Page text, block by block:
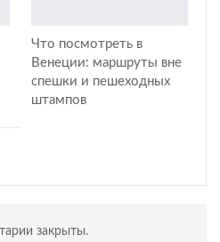
Что посмотреть в
Венеции: маршруты вне
спешки и пешеходных
штампов
закрыты.